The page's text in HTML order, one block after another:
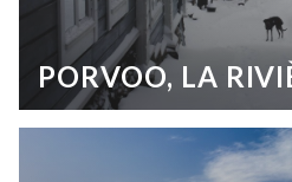
PORVOO, LA